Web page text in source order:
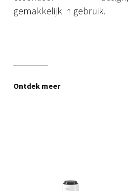
gemakkelijk in gebruik.
Ontdek meer